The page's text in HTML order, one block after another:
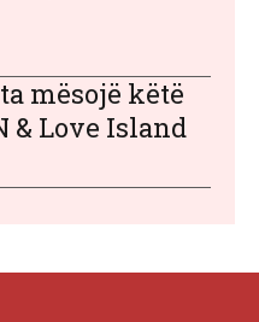
mësojë këtë
& Love Island